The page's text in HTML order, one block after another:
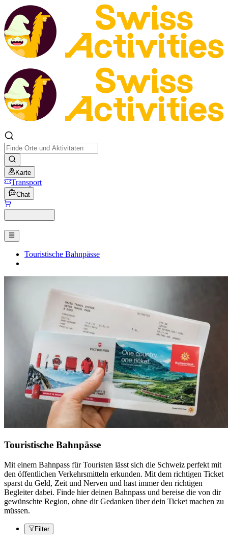
Karte
Transport
Chat
Touristische Bahnpässe
Touristische Bahnpässe
Mit einem Bahnpass für Touristen lässt sich die Schweiz perfekt mit
den öffentlichen Verkehrsmitteln erkunden. Mit dem richtigen Ticket
sparst du Geld, Zeit und Nerven und hast immer den richtigen
Begleiter dabei. Finde hier deinen Bahnpass und bereise die von dir
gewünschte Region, ohne dir Gedanken über dein Ticket machen zu
müssen.
Filter